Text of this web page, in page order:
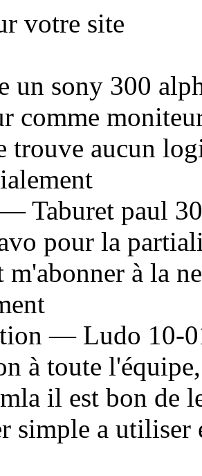
votre site
un sony 300
comme
trouve aucun
Taburet paul
pour la
m'abonner à la
— Ludo 10-
à toute
il est bon de
simple a utiliser